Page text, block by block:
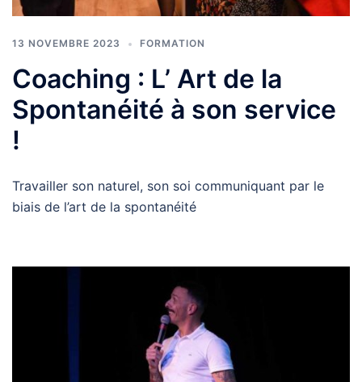
13 NOVEMBRE 2023 FORMATION
Coaching : L’ Art de la
Spontanéité à son service
!
Travailler son naturel, son soi communiquant par le
biais de l’art de la spontanéité